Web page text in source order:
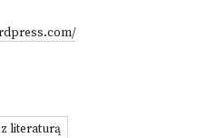
literaturą